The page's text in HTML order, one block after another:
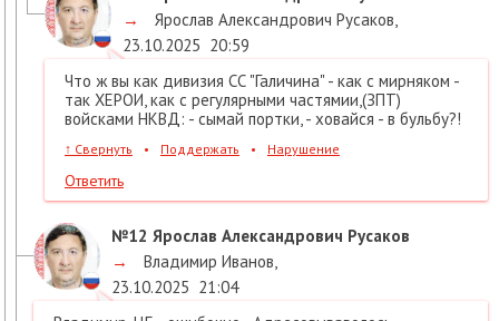
→
Ярослав Александрович Русаков,
23.10.2025 20:59
Что ж вы как дивизия СС "Галичина" - как с мирняком -
так ХЕРОИ, как с регулярными частямии,(ЗПТ)
войсками НКВД: - сымай портки, - ховайся - в бульбу?!
↑ Свернуть • Поддержать • Нарушение
Ответить
№12 Ярослав Александрович Русаков
→
Владимир Иванов,
23.10.2025 21:04